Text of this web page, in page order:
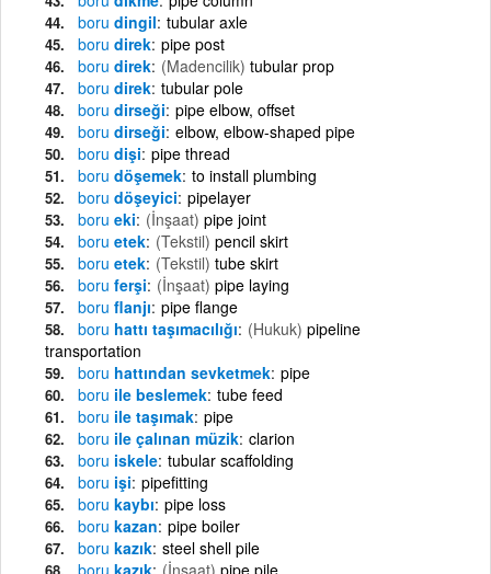
boru dingil tubular axle
boru direk pipe post
boru direk (Madencilik) tubular prop
boru direk tubular pole
boru dirseği pipe elbow, offset
boru dirseği elbow, elbow-shaped pipe
boru dişi pipe thread
boru döşemek to install plumbing
boru döşeyici pipelayer
boru eki (İnşaat) pipe joint
boru etek (Tekstil) pencil skirt
boru etek (Tekstil) tube skirt
boru ferşi (İnşaat) pipe laying
boru flanjı pipe flange
boru hattı taşımacılığı (Hukuk) pipeline
transportation
boru hattından sevketmek pipe
boru ile beslemek tube feed
boru ile taşımak pipe
boru ile çalınan müzik clarion
boru iskele tubular scaffolding
boru işi pipefitting
boru kaybı pipe loss
boru kazan pipe boiler
boru kazık steel shell pile
boru kazık (İnşaat) pipe pile